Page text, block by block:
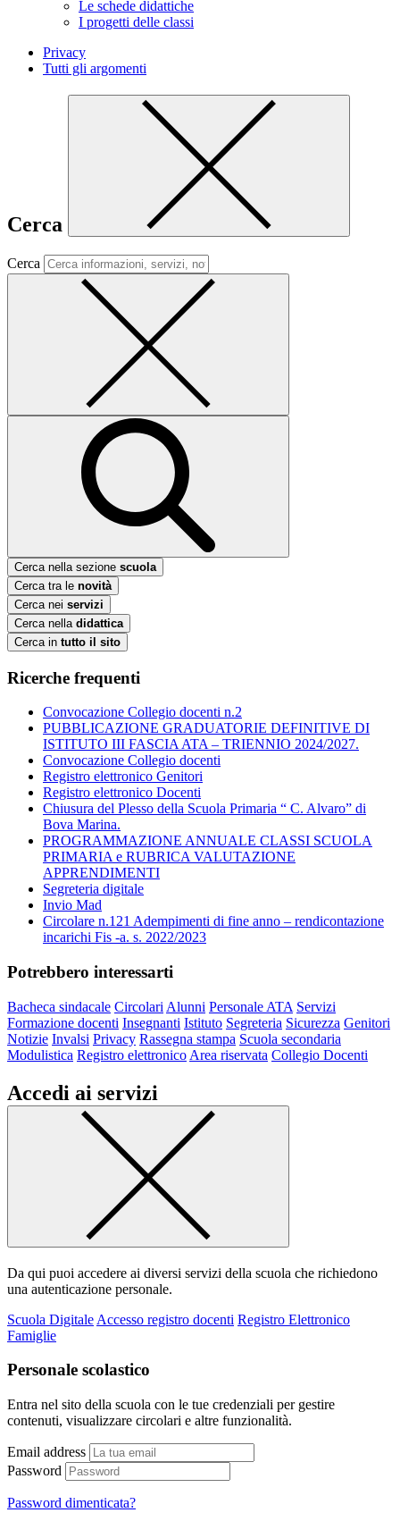
Le schede didattiche
I progetti delle classi
Privacy
Tutti gli argomenti
Cerca
Cerca
Cerca nella sezione scuola
Cerca tra le novità
Cerca nei servizi
Cerca nella didattica
Cerca in tutto il sito
Ricerche frequenti
Convocazione Collegio docenti n.2
PUBBLICAZIONE GRADUATORIE DEFINITIVE DI
ISTITUTO III FASCIA ATA – TRIENNIO 2024/2027.
Convocazione Collegio docenti
Registro elettronico Genitori
Registro elettronico Docenti
Chiusura del Plesso della Scuola Primaria “ C. Alvaro” di
Bova Marina.
PROGRAMMAZIONE ANNUALE CLASSI SCUOLA
PRIMARIA e RUBRICA VALUTAZIONE
APPRENDIMENTI
Segreteria digitale
Invio Mad
Circolare n.121 Adempimenti di fine anno – rendicontazione
incarichi Fis -a. s. 2022/2023
Potrebbero interessarti
Bacheca sindacale Circolari Alunni Personale ATA Servizi
Formazione docenti Insegnanti Istituto Segreteria Sicurezza Genitori
Notizie Invalsi Privacy Rassegna stampa Scuola secondaria
Modulistica Registro elettronico Area riservata Collegio Docenti
Accedi ai servizi
Da qui puoi accedere ai diversi servizi della scuola che richiedono
una autenticazione personale.
Scuola Digitale Accesso registro docenti Registro Elettronico
Famiglie
Personale scolastico
Entra nel sito della scuola con le tue credenziali per gestire
contenuti, visualizzare circolari e altre funzionalità.
Email address
Password
Password dimenticata?